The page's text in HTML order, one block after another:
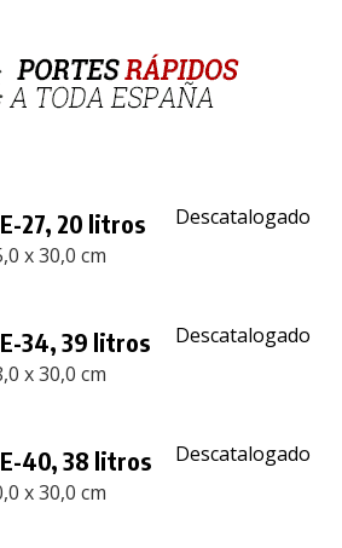
27, 20 litros
x 30,0 cm
Descatalogado
34, 39 litros
x 30,0 cm
Descatalogado
40, 38 litros
x 30,0 cm
Descatalogado